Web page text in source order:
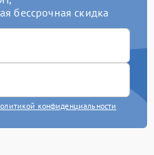
бессрочная скидка
конфиденциальности